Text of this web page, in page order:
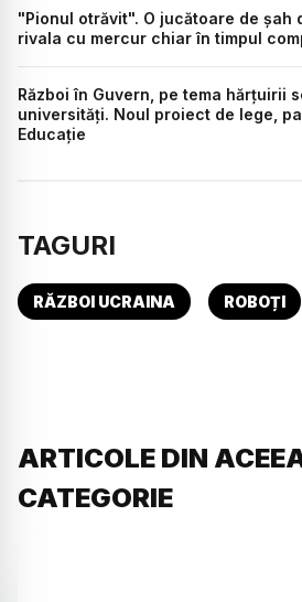
"Pionul otrăvit". O jucătoare de șah
rivala cu mercur chiar în timpul
Război în Guvern, pe tema hărțuirii
universități. Noul proiect de lege,
Educație
TAGURI
RĂZBOI UCRAINA ROBOȚI
ARTICOLE DIN
CATEGORIE